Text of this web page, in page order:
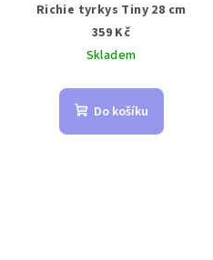
Richie tyrkys Tiny 28 cm
359 Kč
Skladem
Do košíku